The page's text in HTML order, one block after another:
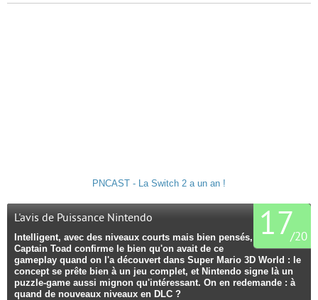
PNCAST - La Switch 2 a un an !
17
/20
L'avis de Puissance Nintendo
Intelligent, avec des niveaux courts mais bien pensés,
Captain Toad confirme le bien qu'on avait de ce
gameplay quand on l'a découvert dans Super Mario 3D World : le
concept se prête bien à un jeu complet, et Nintendo signe là un
puzzle-game aussi mignon qu'intéressant. On en redemande : à
quand de nouveaux niveaux en DLC ?